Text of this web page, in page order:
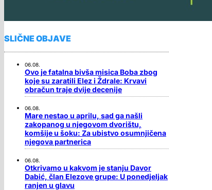
SLIČNE OBJAVE
06.08.
Ovo je fatalna bivša misica Boba zbog
koje su zaratili Elez i Ždrale: Krvavi
obračun traje dvije decenije
06.08.
Mare nestao u aprilu, sad ga našli
zakopanog u njegovom dvorištu,
komšije u šoku: Za ubistvo osumnjičena
njegova partnerica
06.08.
Otkrivamo u kakvom je stanju Davor
Dabić, član Elezove grupe: U ponedjeljak
ranjen u glavu